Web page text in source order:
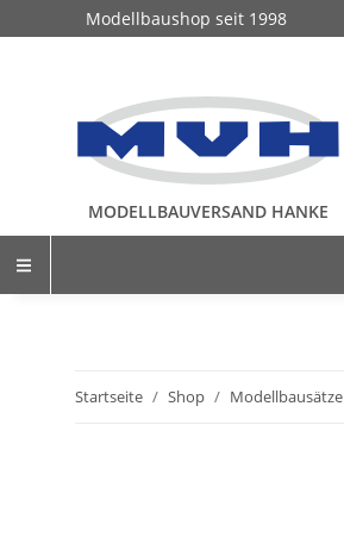
Modellbaushop seit 1998
MODELLBAUVERSAND HANKE
Startseite Shop Modellbausätze